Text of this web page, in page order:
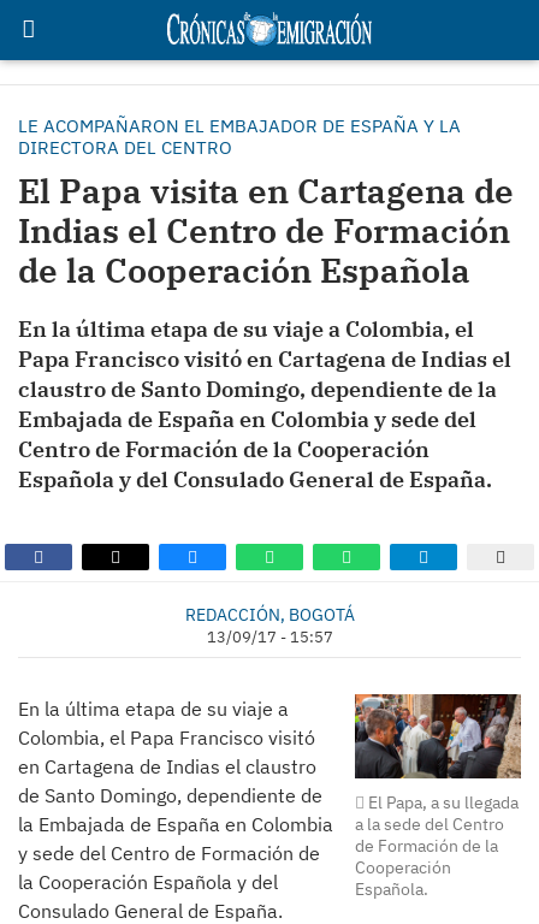
LE ACOMPAÑARON EL EMBAJADOR DE ESPAÑA Y LA
DIRECTORA DEL CENTRO
El Papa visita en Cartagena de
Indias el Centro de Formación
de la Cooperación Española
En la última etapa de su viaje a Colombia, el
Papa Francisco visitó en Cartagena de Indias el
claustro de Santo Domingo, dependiente de la
Embajada de España en Colombia y sede del
Centro de Formación de la Cooperación
Española y del Consulado General de España.
​REDACCIÓN, BOGOTÁ
13/09/17 - 15:57
El Papa, a su llegada
a la sede del Centro
de Formación de la
Cooperación
Española.
En la última etapa de su viaje a
Colombia, el Papa Francisco visitó
en Cartagena de Indias el claustro
de Santo Domingo, dependiente de
la Embajada de España en Colombia
y sede del Centro de Formación de
la Cooperación Española y del
Consulado General de España.